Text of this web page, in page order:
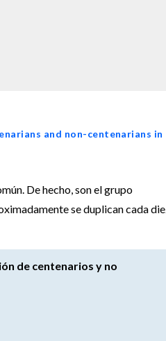
and non-centenarians in
De hecho, son el grupo
se duplican cada
de centenarios y no